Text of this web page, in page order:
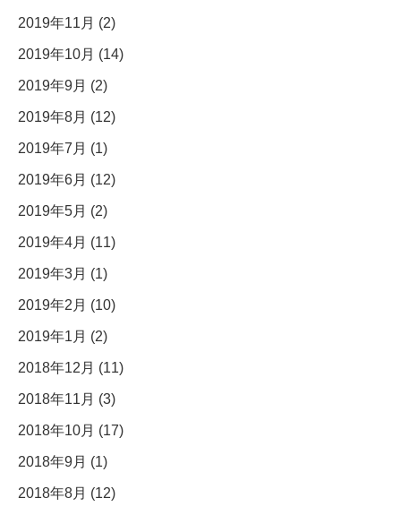
2019年11月 (2)
2019年10月 (14)
2019年9月 (2)
2019年8月 (12)
2019年7月 (1)
2019年6月 (12)
2019年5月 (2)
2019年4月 (11)
2019年3月 (1)
2019年2月 (10)
2019年1月 (2)
2018年12月 (11)
2018年11月 (3)
2018年10月 (17)
2018年9月 (1)
2018年8月 (12)